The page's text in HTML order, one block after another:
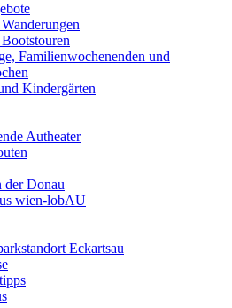
Familienwochenenden und
Kindergärten
Autheater
der Donau
wien-lobAU
Eckartsau